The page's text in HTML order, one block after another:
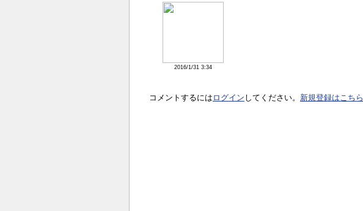
2016/1/31 3:34
コメントするには ログイン してください。 新規登録はこちら